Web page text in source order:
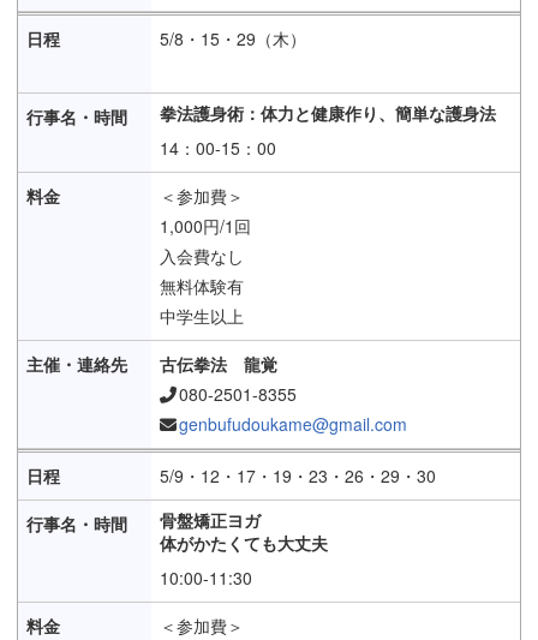
5/8・15・29（木）
拳法護身術：体力と健康作り、簡単な護身法
14：00-15：00
＜参加費＞
1,000円/1回
入会費なし
無料体験有
中学生以上
古伝拳法 龍覚
080-2501-8355
genbufudoukame@gmail.com
5/9・12・17・19・23・26・29・30
骨盤矯正ヨガ
体がかたくても大丈夫
10:00-11:30
＜参加費＞